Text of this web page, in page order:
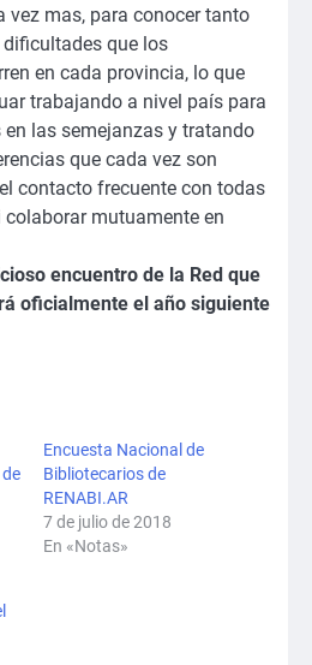
vez mas, para conocer tanto
que los
en cada provincia, lo que
trabajando a nivel país para
las semejanzas y tratando
que cada vez son
contacto frecuente con todas
mutuamente en
encuentro de la Red que
oficialmente el año siguiente
Encuesta Nacional de
Bibliotecarios de
RENABI.AR
7 de julio de 2018
En «Notas»